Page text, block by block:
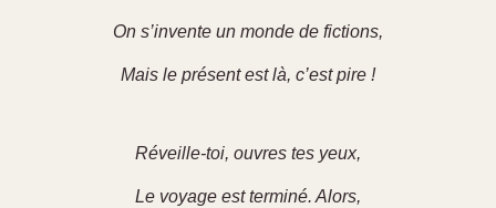
On s’invente un monde de fictions,
Mais le présent est là, c’est pire !
Réveille-toi, ouvres tes yeux,
Le voyage est terminé. Alors,